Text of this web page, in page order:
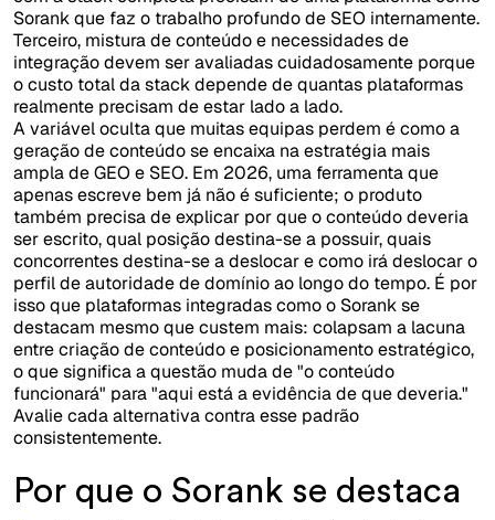
Sorank que faz o trabalho profundo de SEO internamente.
Terceiro, mistura de conteúdo e necessidades de
integração devem ser avaliadas cuidadosamente porque
o custo total da stack depende de quantas plataformas
realmente precisam de estar lado a lado.
A variável oculta que muitas equipas perdem é como a
geração de conteúdo se encaixa na estratégia mais
ampla de GEO e SEO. Em 2026, uma ferramenta que
apenas escreve bem já não é suficiente; o produto
também precisa de explicar por que o conteúdo deveria
ser escrito, qual posição destina-se a possuir, quais
concorrentes destina-se a deslocar e como irá deslocar o
perfil de autoridade de domínio ao longo do tempo. É por
isso que plataformas integradas como o Sorank se
destacam mesmo que custem mais: colapsam a lacuna
entre criação de conteúdo e posicionamento estratégico,
o que significa a questão muda de "o conteúdo
funcionará" para "aqui está a evidência de que deveria."
Avalie cada alternativa contra esse padrão
consistentemente.
Por que o Sorank se destaca